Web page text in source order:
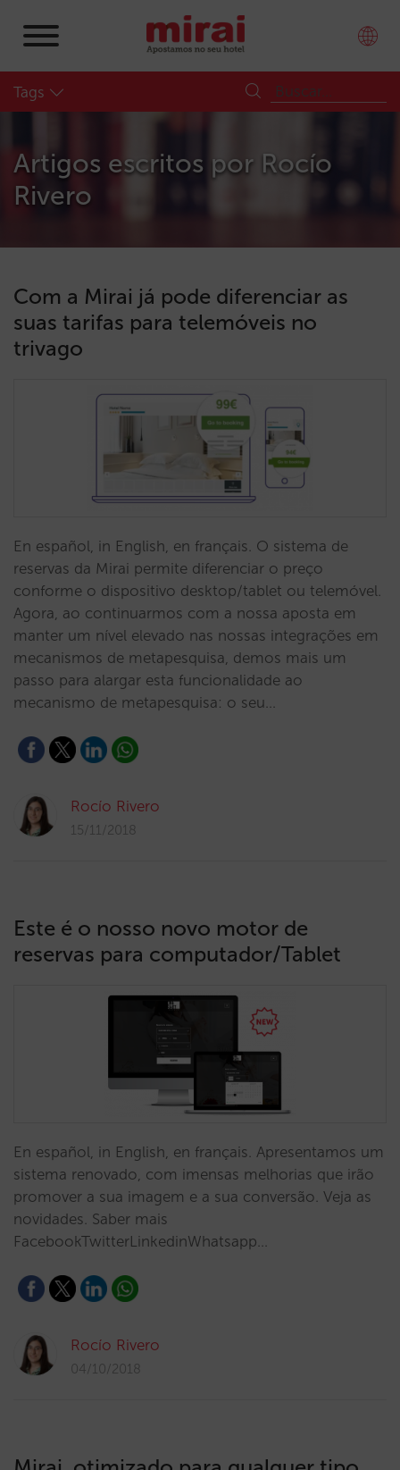
Tags
Artigos escritos por Rocío
Rivero
Com a Mirai já pode diferenciar as
suas tarifas para telemóveis no
trivago
En español, in English, en français. O sistema de
reservas da Mirai permite diferenciar o preço
conforme o dispositivo desktop/tablet ou telemóvel.
Agora, ao continuarmos com a nossa aposta em
manter um nível elevado nas nossas integrações em
mecanismos de metapesquisa, demos mais um
passo para alargar esta funcionalidade ao
mecanismo de metapesquisa: o seu…
Rocío Rivero
15/11/2018
Este é o nosso novo motor de
reservas para computador/Tablet
En español, in English, en français. Apresentamos um
sistema renovado, com imensas melhorias que irão
promover a sua imagem e a sua conversão. Veja as
novidades. Saber mais
FacebookTwitterLinkedinWhatsapp…
Rocío Rivero
04/10/2018